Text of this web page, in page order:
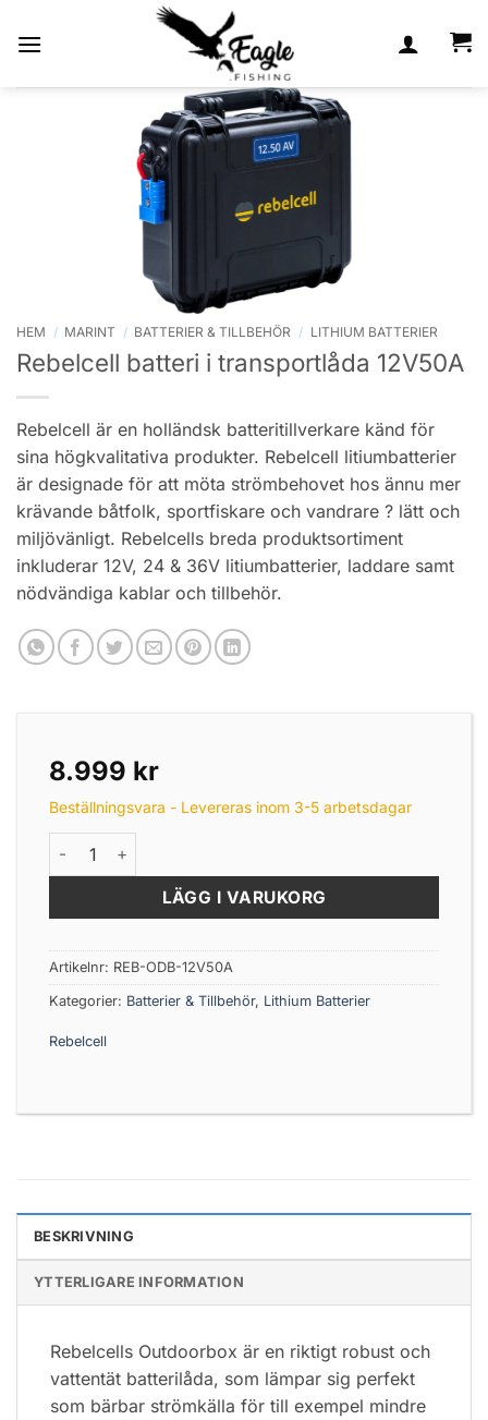
HEM / MARINT / BATTERIER & TILLBEHÖR / LITHIUM BATTERIER
Rebelcell batteri i transportlåda 12V50A
Rebelcell är en holländsk batteritillverkare känd för
sina högkvalitativa produkter. Rebelcell litiumbatterier
är designade för att möta strömbehovet hos ännu mer
krävande båtfolk, sportfiskare och vandrare ? lätt och
miljövänligt. Rebelcells breda produktsortiment
inkluderar 12V, 24 & 36V litiumbatterier, laddare samt
nödvändiga kablar och tillbehör.
8.999 kr
Beställningsvara - Levereras inom 3-5 arbetsdagar
Rebelcell batteri i transportlåda 12V50A mängd
LÄGG I VARUKORG
Artikelnr: REB-ODB-12V50A
Kategorier: Batterier & Tillbehör, Lithium Batterier
Rebelcell
BESKRIVNING
YTTERLIGARE INFORMATION
Rebelcells Outdoorbox är en riktigt robust och
vattentät batterilåda, som lämpar sig perfekt
som bärbar strömkälla för till exempel mindre